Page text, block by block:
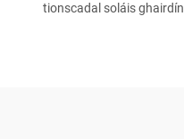
tionscadal soláis ghairdín